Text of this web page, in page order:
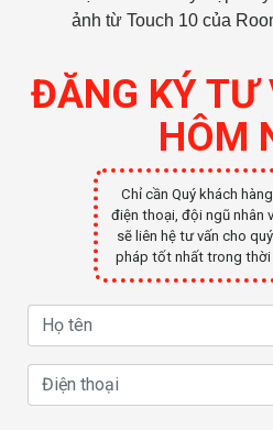
ảnh từ Touch 10 của
ĐĂNG KÝ TƯ
HÔM
Chỉ cần Quý khách
điện thoại, đội ngũ nhân
sẽ liên hệ tư vấn cho
pháp tốt nhất trong thời